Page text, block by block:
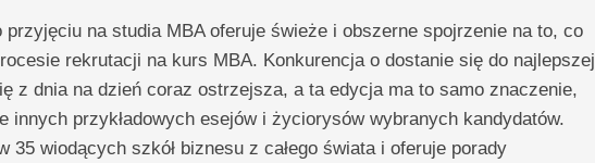
przyjęciu na studia MBA oferuje świeże i obszerne spojrzenie na to, co
rekrutacji na kurs MBA. Konkurencja o dostanie się do najlepszej
z dnia na dzień coraz ostrzejsza, a ta edycja ma to samo znaczenie,
innych przykładowych esejów i życiorysów wybranych kandydatów.
35 wiodących szkół biznesu z całego świata i oferuje porady